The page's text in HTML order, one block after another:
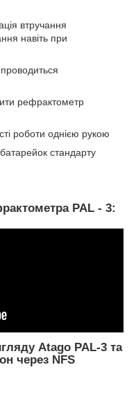
Atago PAL-3 та
через NFS
PAL - 3:
втручання
навіть при
рефрактометр
роботи однією рукою
стандарту